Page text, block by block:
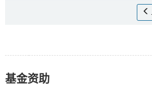
基金资助